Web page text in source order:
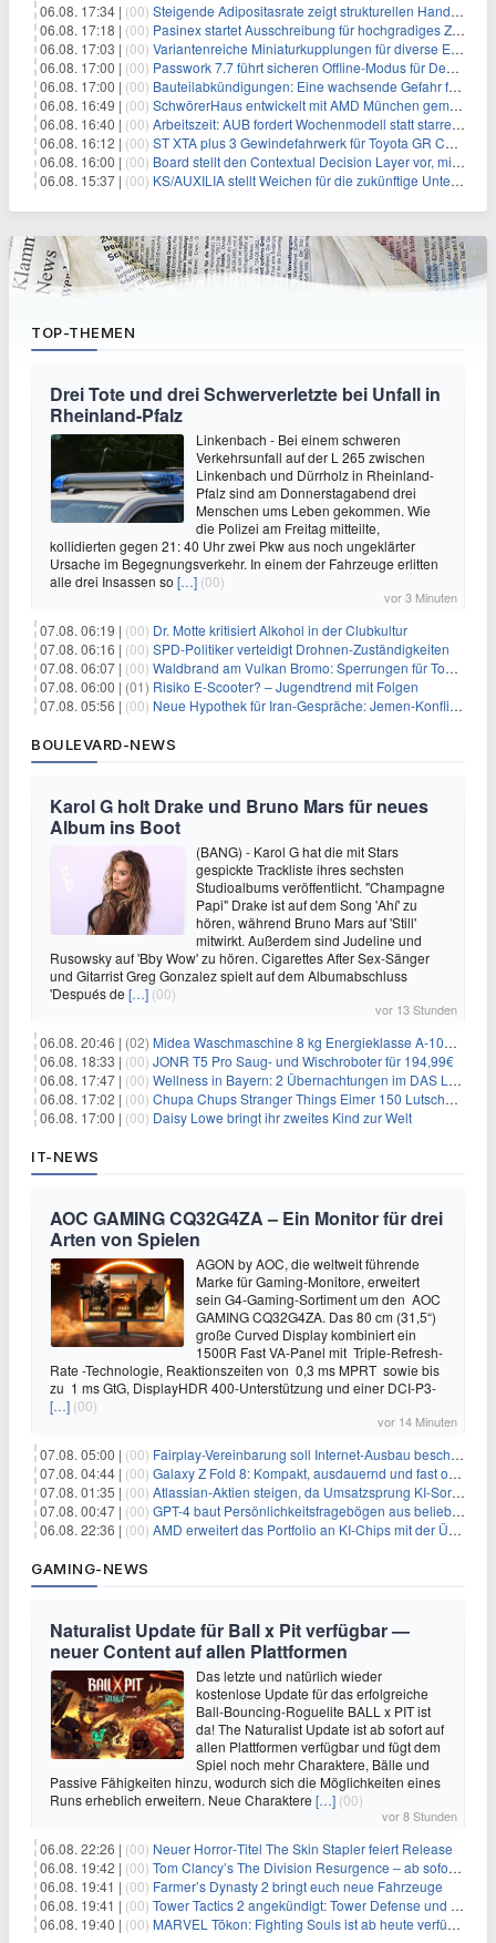
06.08. 17:34 | (00) Steigende Adipositasrate zeigt strukturellen Handlungsbedarf bei der Ernährung schulpflichtiger Kinder
06.08. 17:18 | (00) Pasinex startet Ausschreibung für hochgradiges Zinksulfidkonzentrat mit Germanium- und Silbergehalten und stellt ein Betriebsupdate bereit
06.08. 17:03 | (00) Variantenreiche Miniaturkupplungen für diverse Einsatzbereiche
06.08. 17:00 | (00) Passwork 7.7 führt sicheren Offline-Modus für Desktop- und Mobile-Apps ein
06.08. 17:00 | (00) Bauteilabkündigungen: Eine wachsende Gefahr für industrielle Elektroniksysteme
06.08. 16:49 | (00) SchwörerHaus entwickelt mit AMD München gemeinsam Tiny-Living-Konzepte und erhalten dafür den New Living Award
06.08. 16:40 | (00) Arbeitszeit: AUB fordert Wochenmodell statt starrer Tagesgrenze
06.08. 16:12 | (00) ST XTA plus 3 Gewindefahrwerk für Toyota GR Corolla entwickelt: Erstklassige Straßenlage in jeder Situation
06.08. 16:00 | (00) Board stellt den Contextual Decision Layer vor, mit dem Unternehmensdaten und KI-Investitionen in intelligentere Geschäftsentscheidungen umgesetzt wer
06.08. 15:37 | (00) KS/AUXILIA stellt Weichen für die zukünftige Unternehmensführung
TOP-THEMEN
Drei Tote und drei Schwerverletzte bei Unfall in
Rheinland-Pfalz
Linkenbach - Bei einem schweren
Verkehrsunfall auf der L 265 zwischen
Linkenbach und Dürrholz in Rheinland-
Pfalz sind am Donnerstagabend drei
Menschen ums Leben gekommen. Wie
die Polizei am Freitag mitteilte,
kollidierten gegen 21: 40 Uhr zwei Pkw aus noch ungeklärter
Ursache im Begegnungsverkehr. In einem der Fahrzeuge erlitten
alle drei Insassen so […] (00)
vor 3 Minuten
07.08. 06:19 | (00) Dr. Motte kritisiert Alkohol in der Clubkultur
07.08. 06:16 | (00) SPD-Politiker verteidigt Drohnen-Zuständigkeiten
07.08. 06:07 | (00) Waldbrand am Vulkan Bromo: Sperrungen für Touristen
07.08. 06:00 | (01) Risiko E-Scooter? – Jugendtrend mit Folgen
07.08. 05:56 | (00) Neue Hypothek für Iran-Gespräche: Jemen-Konflikt eskaliert
BOULEVARD-NEWS
Karol G holt Drake und Bruno Mars für neues
Album ins Boot
(BANG) - Karol G hat die mit Stars
gespickte Trackliste ihres sechsten
Studioalbums veröffentlicht. "Champagne
Papi" Drake ist auf dem Song 'Ahí' zu
hören, während Bruno Mars auf 'Still'
mitwirkt. Außerdem sind Judeline und
Rusowsky auf 'Bby Wow' zu hören. Cigarettes After Sex-Sänger
und Gitarrist Greg Gonzalez spielt auf dem Albumabschluss
'Después de […] (00)
vor 13 Stunden
06.08. 20:46 | (02) Midea Waschmaschine 8 kg Energieklasse A-10% 1400 U/Min für 289,97€
06.08. 18:33 | (00) JONR T5 Pro Saug- und Wischroboter für 194,99€
06.08. 17:47 | (00) Wellness in Bayern: 2 Übernachtungen im DAS LUDWIG Sports Resort inkl. HP + Wellness ab 174€ p.P.
06.08. 17:02 | (00) Chupa Chups Stranger Things Eimer 150 Lutscher für 21,95€
06.08. 17:00 | (00) Daisy Lowe bringt ihr zweites Kind zur Welt
IT-NEWS
AOC GAMING CQ32G4ZA – Ein Monitor für drei
Arten von Spielen
AGON by AOC, die weltweit führende
Marke für Gaming-Monitore, erweitert
sein G4-Gaming-Sortiment um den AOC
GAMING CQ32G4ZA. Das 80 cm (31,5“)
große Curved Display kombiniert ein
1500R Fast VA-Panel mit Triple-Refresh-
Rate -Technologie, Reaktionszeiten von 0,3 ms MPRT sowie bis
zu 1 ms GtG, DisplayHDR 400-Unterstützung und einer DCI-P3-
[…] (00)
vor 14 Minuten
07.08. 05:00 | (00) Fairplay-Vereinbarung soll Internet-Ausbau beschleunigen
07.08. 04:44 | (00) Galaxy Z Fold 8: Kompakt, ausdauernd und fast ohne Falte
07.08. 01:35 | (00) Atlassian-Aktien steigen, da Umsatzsprung KI-Sorgen dämpft
07.08. 00:47 | (00) GPT-4 baut Persönlichkeitsfragebögen aus beliebigen Texten und sagt Antworten voraus
06.08. 22:36 | (00) AMD erweitert das Portfolio an KI-Chips mit der Übernahme von Taalas
GAMING-NEWS
Naturalist Update für Ball x Pit verfügbar —
neuer Content auf allen Plattformen
Das letzte und natürlich wieder
kostenlose Update für das erfolgreiche
Ball-Bouncing-Roguelite BALL x PIT ist
da! The Naturalist Update ist ab sofort auf
allen Plattformen verfügbar und fügt dem
Spiel noch mehr Charaktere, Bälle und
Passive Fähigkeiten hinzu, wodurch sich die Möglichkeiten eines
Runs erheblich erweitern. Neue Charaktere […] (00)
vor 8 Stunden
06.08. 22:26 | (00) Neuer Horror‑Titel The Skin Stapler feiert Release
06.08. 19:42 | (00) Tom Clancy’s The Division Resurgence – ab sofort für euch verfügbar
06.08. 19:41 | (00) Farmer’s Dynasty 2 bringt euch neue Fahrzeuge
06.08. 19:41 | (00) Tower Tactics 2 angekündigt: Tower Defense und Deckbuilding Kombo kehrt zurück
06.08. 19:40 | (00) MARVEL Tōkon: Fighting Souls ist ab heute verfügbar